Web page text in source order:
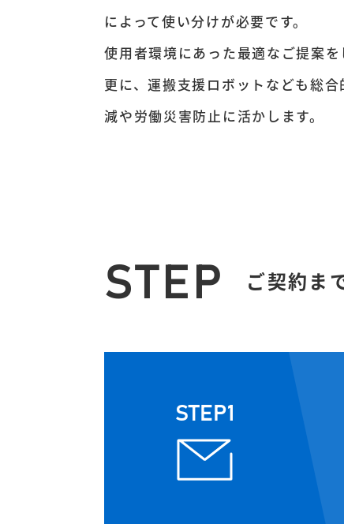
によって使い分けが必要です。
使用者環境にあった最適なご提案を
更に、運搬支援ロボットなども総
減や労働災害防止に活かします。
STEP ご契約ま
STEP1